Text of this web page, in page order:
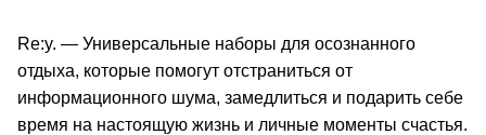
Re:y. — Универсальные наборы для осознанного
отдыха, которые помогут отстраниться от
информационного шума, замедлиться и подарить себе
время на настоящую жизнь и личные моменты счастья.